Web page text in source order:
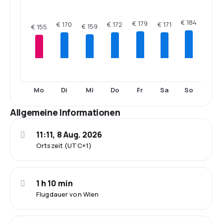
€ 155
Mo
€ 170
Di
€ 159
Mi
€ 172
Do
€ 179
Fr
€ 171
Sa
€ 184
So
Allgemeine Informationen
Ortszeit (UTC+1)
11:11, 8 Aug. 2026
Flugdauer von Wien
1 h 10 min